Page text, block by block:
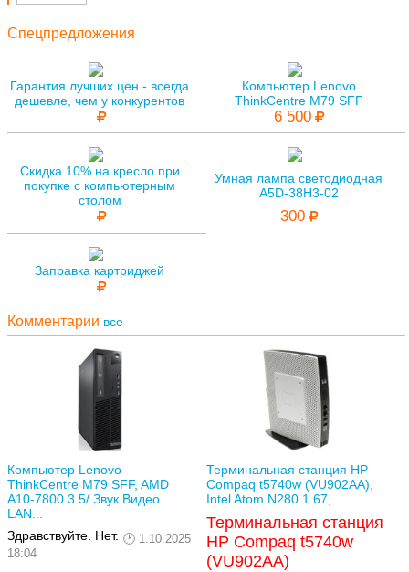
Спецпредложения
Гарантия лучших цен - всегда
дешевле, чем у конкурентов
Компьютер Lenovo
ThinkCentre M79 SFF
6 500
Скидка 10% на кресло при
покупке с компьютерным
столом
Умная лампа светодиодная
A5D-38H3-02
300
Заправка картриджей
Комментарии все
Компьютер Lenovo
ThinkCentre M79 SFF, AMD
A10-7800 3.5/ Звук Видео
LAN...
Здравствуйте. Нет.
1.10.2025
18:04
Терминальная станция HP
Compaq t5740w (VU902AA),
Intel Atom N280 1.67,...
Терминальная станция
HP Compaq t5740w
(VU902AA)